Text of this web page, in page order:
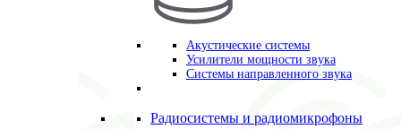
Акустические системы
Усилители мощности звука
Системы направленного звука
Радиосистемы и радиомикрофоны